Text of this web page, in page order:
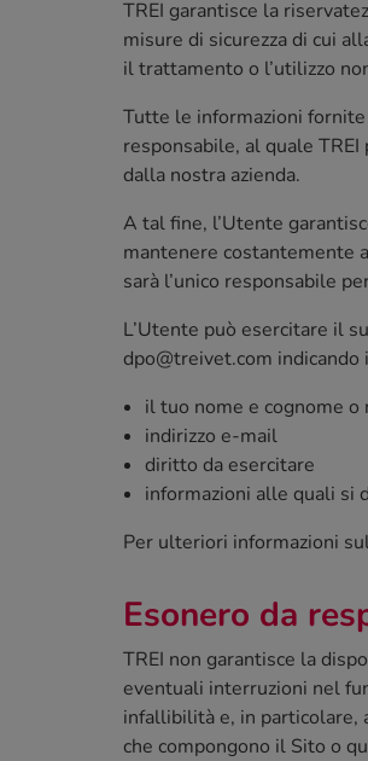
TREI garantisce la
misure di sicurezza di cui
il trattamento o l’utilizzo
Tutte le informazioni fornite
responsabile, al quale
dalla nostra azienda.
A tal fine, l’Utente
mantenere costantemente
sarà l’unico responsabile
L’Utente può esercitare il
dpo@treivet.com
il tuo nome e cognome o
indirizzo e-mail
diritto da esercitare
informazioni alle quali si
Per ulteriori informazioni
Esonero da
TREI non garantisce la
eventuali interruzioni nel
infallibilità e, in particolare,
che compongono il Sito o